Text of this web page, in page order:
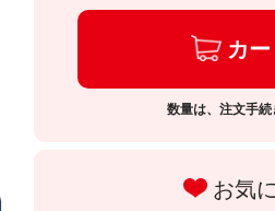
カ
数量は、注文手続
お気